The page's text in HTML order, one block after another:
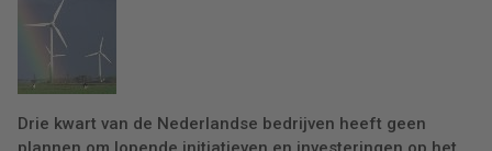
Drie kwart van de Nederlandse bedrijven heeft geen